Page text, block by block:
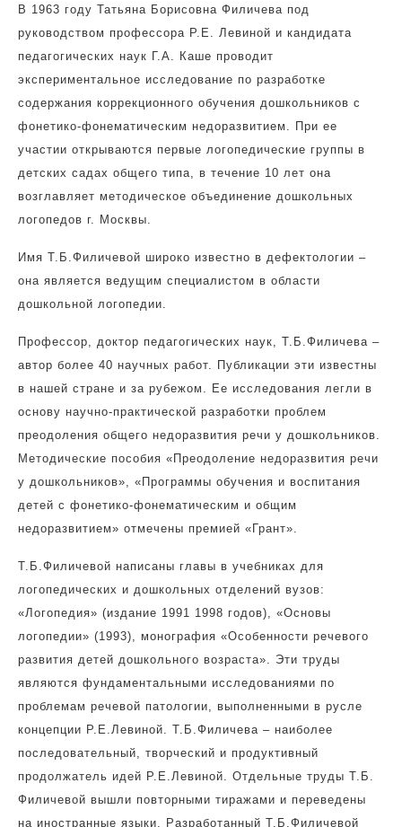
В 1963 году Татьяна Борисовна Филичева под
руководством профессора Р.Е. Левиной и кандидата
педагогических наук Г.А. Каше проводит
экспериментальное исследование по разработке
содержания коррекционного обучения дошкольников с
фонетико-фонематическим недоразвитием. При ее
участии открываются первые логопедические группы в
детских садах общего типа, в течение 10 лет она
возглавляет методическое объединение дошкольных
логопедов г. Москвы.
Имя Т.Б.Филичевой широко известно в дефектологии –
она является ведущим специалистом в области
дошкольной логопедии.
Профессор, доктор педагогических наук, Т.Б.Филичева –
автор более 40 научных работ. Публикации эти известны
в нашей стране и за рубежом. Ее исследования легли в
основу научно-практической разработки проблем
преодоления общего недоразвития речи у дошкольников.
Методические пособия «Преодоление недоразвития речи
у дошкольников», «Программы обучения и воспитания
детей с фонетико-фонематическим и общим
недоразвитием» отмечены премией «Грант».
Т.Б.Филичевой написаны главы в учебниках для
логопедических и дошкольных отделений вузов:
«Логопедия» (издание 1991 1998 годов), «Основы
логопедии» (1993), монография «Особенности речевого
развития детей дошкольного возраста». Эти труды
являются фундаментальными исследованиями по
проблемам речевой патологии, выполненными в русле
концепции Р.Е.Левиной. Т.Б.Филичева – наиболее
последовательный, творческий и продуктивный
продолжатель идей Р.Е.Левиной. Отдельные труды Т.Б.
Филичевой вышли повторными тиражами и переведены
на иностранные языки. Разработанный Т.Б.Филичевой